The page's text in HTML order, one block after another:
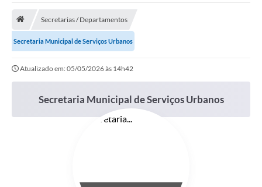
Secretarias / Departamentos
Secretaria Municipal de Serviços Urbanos
Atualizado em: 05/05/2026 às 14h42
Secretaria Municipal de Serviços Urbanos